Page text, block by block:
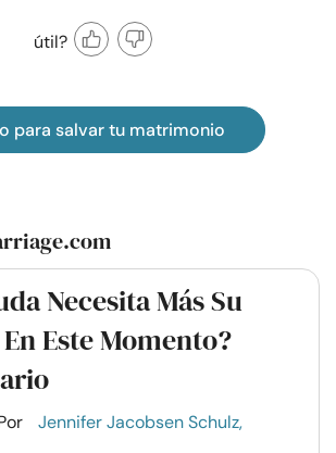
útil?
para salvar tu matrimonio
Necesita Más Su
Este Momento?
Jennifer Jacobsen Schulz,